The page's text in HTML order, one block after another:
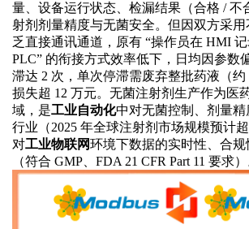
量、设备运行状态、检漏结果（合格 / 不
射剂剂量精度与无菌安全。但因双方采用
乏直接通讯通道，原有 “操作员在 HMI
PLC” 的衔接方式效率低下，日均因参数
滞达 2 次，单次停滞需废弃整批药液（约
损失超 12 万元。无菌注射剂生产作为医
域，是工业自动化中对无菌控制、剂量
行业（2025 年全球注射剂市场规模预计超
对工业物联网环境下数据的实时性、合
（符合 GMP、FDA 21 CFR Part 11 要求）